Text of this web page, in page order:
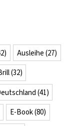
Ausleihe (27)
(32)
(41)
E-Book(80)